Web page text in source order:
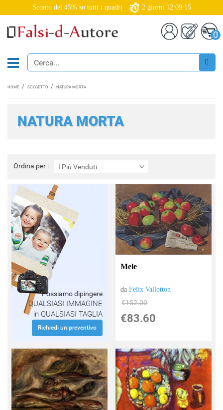
Sconto del 45% su tutti i quadri 2 giorni 12:09:12
0
HOME SOGGETTO NATURA MORTA
NATURA MORTA
Ordina per : I Più Venduti
Ordina
per
Possiamo dipingere
QUALSIASI IMMAGINE
in QUALSIASI TAGLIA
Richiedi un preventivo
Mele
daFelix Vallotton
€152.00
€83.60